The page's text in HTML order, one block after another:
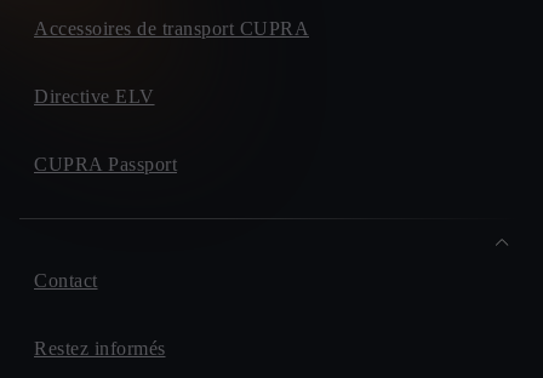
Accessoires de transport CUPRA
Directive ELV
CUPRA Passport
Contact
Restez informés